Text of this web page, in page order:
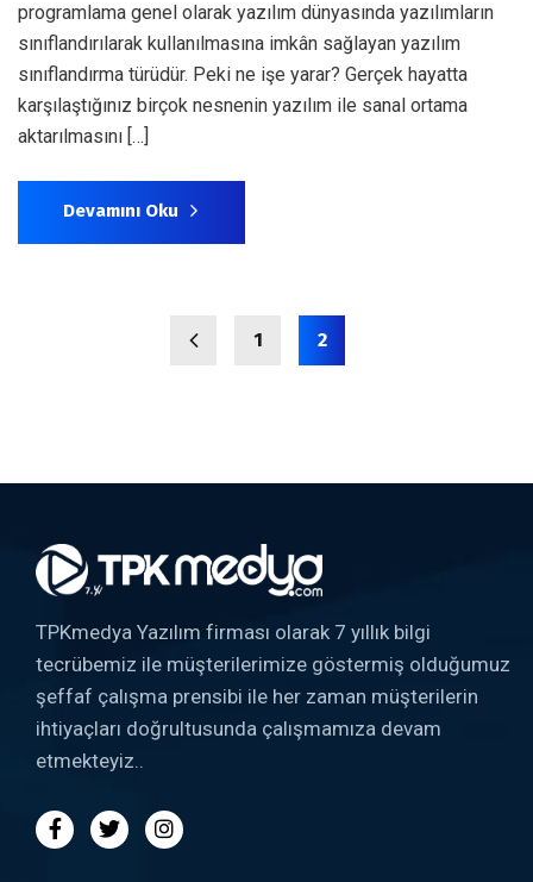
programlama genel olarak yazılım dünyasında yazılımların
sınıflandırılarak kullanılmasına imkân sağlayan yazılım
sınıflandırma türüdür. Peki ne işe yarar? Gerçek hayatta
karşılaştığınız birçok nesnenin yazılım ile sanal ortama
aktarılmasını […]
Devamını Oku
1 2
TPKmedya Yazılım firması olarak 7 yıllık bilgi
tecrübemiz ile müşterilerimize göstermiş olduğumuz
şeffaf çalışma prensibi ile her zaman müşterilerin
ihtiyaçları doğrultusunda çalışmamıza devam
etmekteyiz..